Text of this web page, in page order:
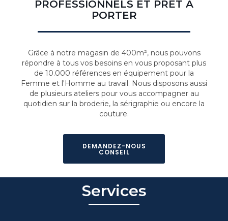
PROFESSIONNELS ET PRÊT À
PORTER
Grâce à notre magasin de 400m², nous pouvons
répondre à tous vos besoins en vous proposant plus
de 10.000 références en équipement pour la
Femme et l'Homme au travail. Nous disposons aussi
de plusieurs ateliers pour vous accompagner au
quotidien sur la broderie, la sérigraphie ou encore la
couture.
DEMANDEZ-NOUS
CONSEIL
Services